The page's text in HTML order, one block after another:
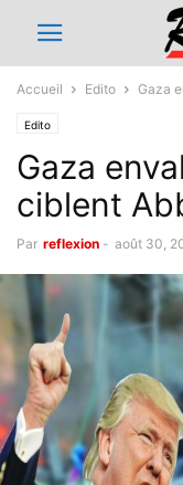
Accueil Edito Gaza
Edito
Gaza
ciblent
Par reflexion - août 30,